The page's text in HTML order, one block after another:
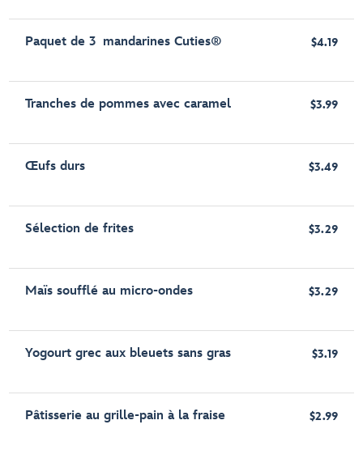
Paquet de 3 mandarines Cuties® $4.19
Tranches de pommes avec caramel $3.99
Œufs durs $3.49
Sélection de frites $3.29
Maïs soufflé au micro-ondes $3.29
Yogourt grec aux bleuets sans gras $3.19
Pâtisserie au grille-pain à la fraise $2.99